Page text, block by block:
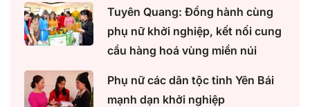
Tuyên Quang: Đồng hành cùng
phụ nữ khởi nghiệp, kết nối cung
cầu hàng hoá vùng miền núi
Phụ nữ các dân tộc tỉnh Yên Bái
mạnh dạn khởi nghiệp